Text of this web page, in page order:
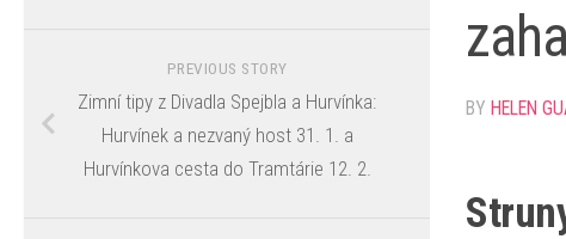
BY HELEN
PREVIOUS STORY
Zimní tipy z Divadla Spejbla a Hurvínka:
Hurvínek a nezvaný host 31. 1. a
Hurvínkova cesta do Tramtárie 12. 2.